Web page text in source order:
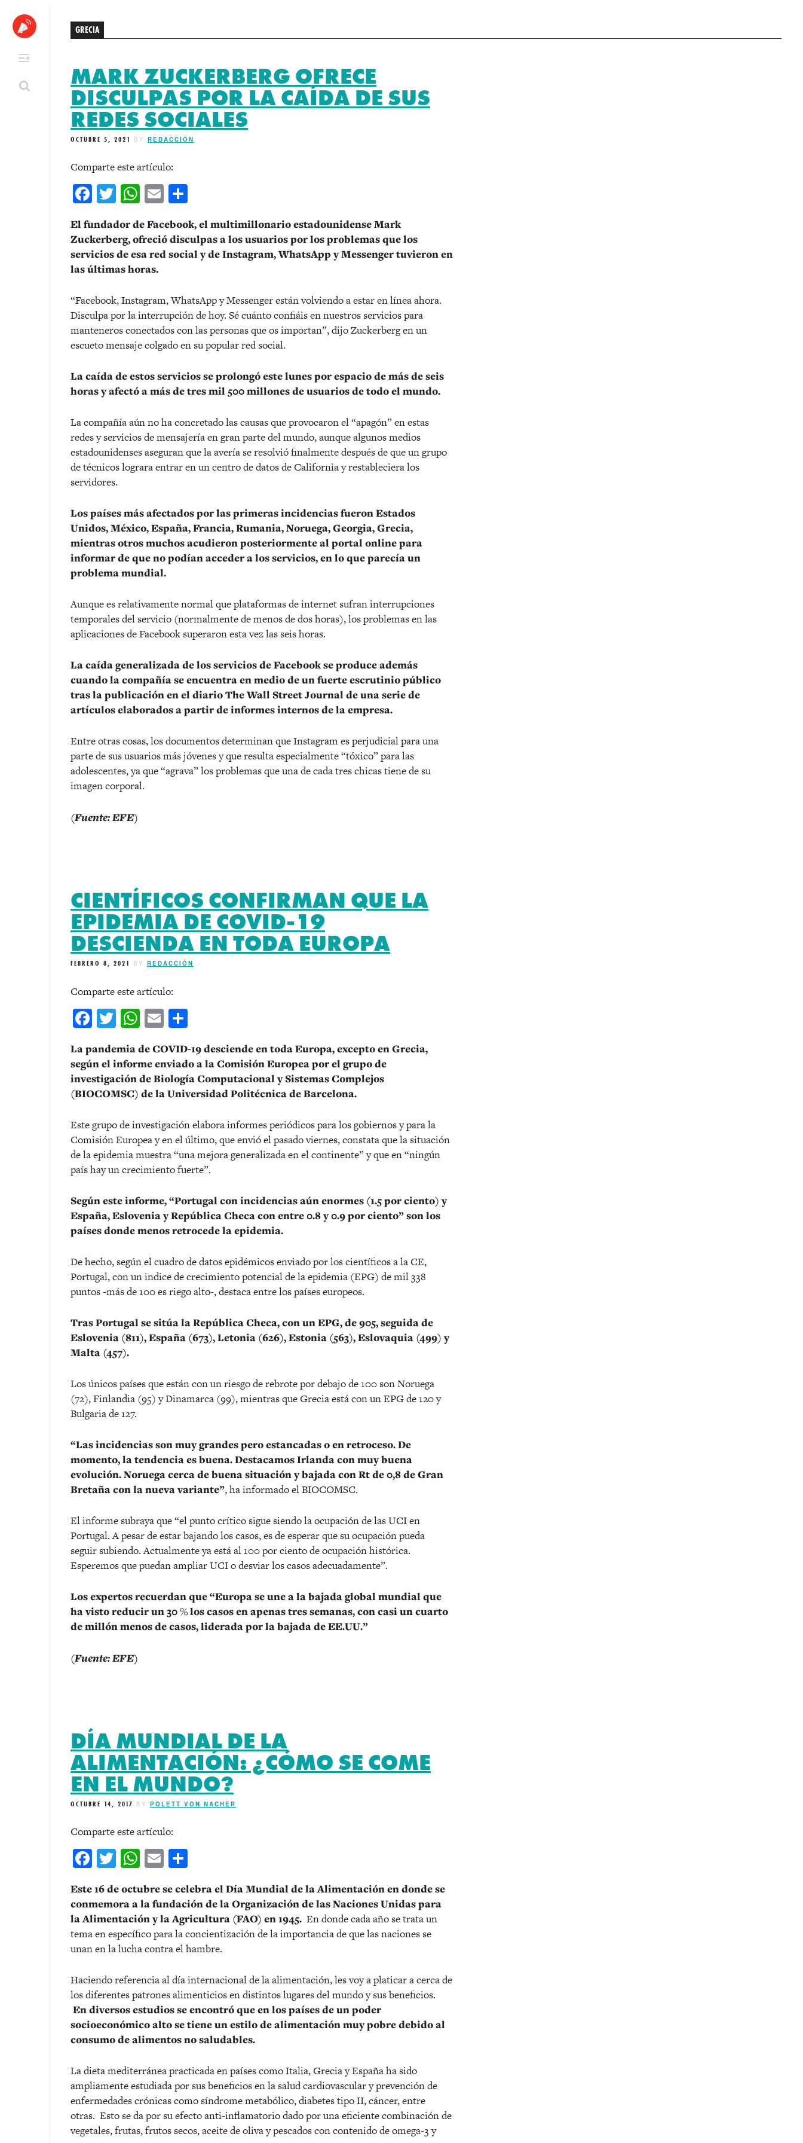
content
GRECIA
MARK ZUCKERBERG OFRECE
DISCULPAS POR LA CAÍDA DE SUS
REDES SOCIALES
OCTUBRE 5, 2021 BY REDACCIÓN
Comparte este artículo:
Facebook
Twitter
WhatsApp
Email
El fundador de Facebook, el multimillonario estadounidense Mark
Zuckerberg, ofreció disculpas a los usuarios por los problemas que los
servicios de esa red social y de Instagram, WhatsApp y Messenger tuvieron en
las últimas horas.
“Facebook, Instagram, WhatsApp y Messenger están volviendo a estar en línea ahora.
Disculpa por la interrupción de hoy. Sé cuánto confiáis en nuestros servicios para
manteneros conectados con las personas que os importan”, dijo Zuckerberg en un
escueto mensaje colgado en su popular red social.
La caída de estos servicios se prolongó este lunes por espacio de más de seis
horas y afectó a más de tres mil 500 millones de usuarios de todo el mundo.
La compañía aún no ha concretado las causas que provocaron el “apagón” en estas
redes y servicios de mensajería en gran parte del mundo, aunque algunos medios
estadounidenses aseguran que la avería se resolvió finalmente después de que un grupo
de técnicos lograra entrar en un centro de datos de California y restableciera los
servidores.
Los países más afectados por las primeras incidencias fueron Estados
Unidos, México, España, Francia, Rumania, Noruega, Georgia, Grecia,
mientras otros muchos acudieron posteriormente al portal online para
informar de que no podían acceder a los servicios, en lo que parecía un
problema mundial.
Aunque es relativamente normal que plataformas de internet sufran interrupciones
temporales del servicio (normalmente de menos de dos horas), los problemas en las
aplicaciones de Facebook superaron esta vez las seis horas.
La caída generalizada de los servicios de Facebook se produce además
cuando la compañía se encuentra en medio de un fuerte escrutinio público
tras la publicación en el diario The Wall Street Journal de una serie de
artículos elaborados a partir de informes internos de la empresa.
Entre otras cosas, los documentos determinan que Instagram es perjudicial para una
parte de sus usuarios más jóvenes y que resulta especialmente “tóxico” para las
adolescentes, ya que “agrava” los problemas que una de cada tres chicas tiene de su
imagen corporal.
(Fuente: EFE)
CIENTÍFICOS CONFIRMAN QUE LA
EPIDEMIA DE COVID-19
DESCIENDA EN TODA EUROPA
FEBRERO 8, 2021 BY REDACCIÓN
Comparte este artículo:
Facebook
Twitter
WhatsApp
Email
La pandemia de COVID-19 desciende en toda Europa, excepto en Grecia,
según el informe enviado a la Comisión Europea por el grupo de
investigación de Biología Computacional y Sistemas Complejos
(BIOCOMSC) de la Universidad Politécnica de Barcelona.
Este grupo de investigación elabora informes periódicos para los gobiernos y para la
Comisión Europea y en el último, que envió el pasado viernes, constata que la situación
de la epidemia muestra “una mejora generalizada en el continente” y que en “ningún
país hay un crecimiento fuerte”.
Según este informe, “Portugal con incidencias aún enormes (1.5 por ciento) y
España, Eslovenia y República Checa con entre 0.8 y 0.9 por ciento” son los
países donde menos retrocede la epidemia.
De hecho, según el cuadro de datos epidémicos enviado por los científicos a la CE,
Portugal, con un indice de crecimiento potencial de la epidemia (EPG) de mil 338
puntos -más de 100 es riego alto-, destaca entre los países europeos.
Tras Portugal se sitúa la República Checa, con un EPG, de 905, seguida de
Eslovenia (811), España (673), Letonia (626), Estonia (563), Eslovaquia (499) y
Malta (457).
Los únicos países que están con un riesgo de rebrote por debajo de 100 son Noruega
(72), Finlandia (95) y Dinamarca (99), mientras que Grecia está con un EPG de 120 y
Bulgaria de 127.
“Las incidencias son muy grandes pero estancadas o en retroceso. De
momento, la tendencia es buena. Destacamos Irlanda con muy buena
evolución. Noruega cerca de buena situación y bajada con Rt de 0,8 de Gran
Bretaña con la nueva variante”, ha informado el BIOCOMSC.
El informe subraya que “el punto crítico sigue siendo la ocupación de las UCI en
Portugal. A pesar de estar bajando los casos, es de esperar que su ocupación pueda
seguir subiendo. Actualmente ya está al 100 por ciento de ocupación histórica.
Esperemos que puedan ampliar UCI o desviar los casos adecuadamente”.
Los expertos recuerdan que “Europa se une a la bajada global mundial que
ha visto reducir un 30 % los casos en apenas tres semanas, con casi un cuarto
de millón menos de casos, liderada por la bajada de EE.UU.”
(Fuente: EFE)
DÍA MUNDIAL DE LA
ALIMENTACIÓN: ¿CÓMO SE COME
EN EL MUNDO?
OCTUBRE 14, 2017 BY POLETT VON NACHER
Comparte este artículo:
Facebook
Twitter
WhatsApp
Email
Este 16 de octubre se celebra el Día Mundial de la Alimentación en donde se
conmemora a la fundación de la Organización de las Naciones Unidas para
la Alimentación y la Agricultura (FAO) en 1945. En donde cada año se trata un
tema en específico para la concientización de la importancia de que las naciones se
unan en la lucha contra el hambre.
Haciendo referencia al día internacional de la alimentación, les voy a platicar a cerca de
los diferentes patrones alimenticios en distintos lugares del mundo y sus beneficios.
En diversos estudios se encontró que en los países de un poder
socioeconómico alto se tiene un estilo de alimentación muy pobre debido al
consumo de alimentos no saludables.
La dieta mediterránea practicada en países como Italia, Grecia y España ha sido
ampliamente estudiada por sus beneficios en la salud cardiovascular y prevención de
enfermedades crónicas como síndrome metabólico, diabetes tipo II, cáncer, entre
otras. Esto se da por su efecto anti-inflamatorio dado por una eficiente combinación de
vegetales, frutas, frutos secos, aceite de oliva y pescados con contenido de omega-3 y